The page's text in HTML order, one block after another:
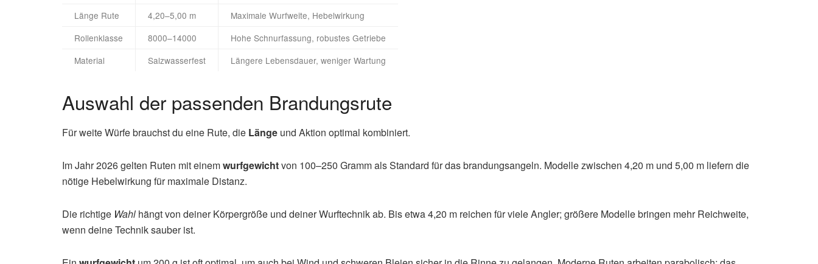
Länge Rute 4,20–5,00 m
Maximale Wurfweite, Hebelwirkung
Rollenklasse
8000–14000
Hohe Schnurfassung, robustes Getriebe
Material
Salzwasserfest Längere Lebensdauer, weniger Wartung
Auswahl der passenden Brandungsrute
Für weite Würfe brauchst du eine Rute, die Länge und Aktion optimal kombiniert.
Im Jahr 2026 gelten Ruten mit einemwurfgewichtvon 100–250 Gramm als Standard für das brandungsangeln. Modelle zwischen 4,20 m und 5,00 m liefern die
nötige Hebelwirkung für maximale Distanz.
Die richtige Wahl hängt von deiner Körpergröße und deiner Wurftechnik ab. Bis etwa 4,20 m reichen für viele Angler; größere Modelle bringen mehr Reichweite,
wenn deine Technik sauber ist.